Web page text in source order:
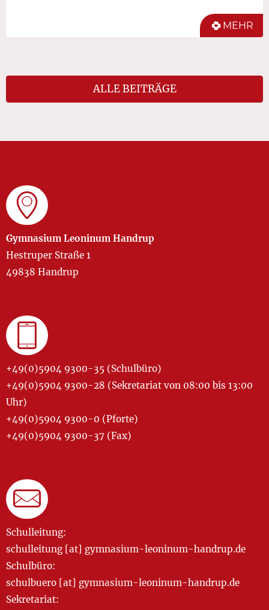
MEHR
ALLE BEITRÄGE
Gymnasium Leoninum Handrup
Hestruper Straße 1
49838 Handrup
+49(0)5904 9300-35 (Schulbüro)
+49(0)5904 9300-28 (Sekretariat von 08:00 bis 13:00
Uhr)
+49(0)5904 9300-0 (Pforte)
+49(0)5904 9300-37 (Fax)
Schulleitung:
schulleitung [at] gymnasium-leoninum-handrup.de
Schulbüro:
schulbuero [at] gymnasium-leoninum-handrup.de
Sekretariat: